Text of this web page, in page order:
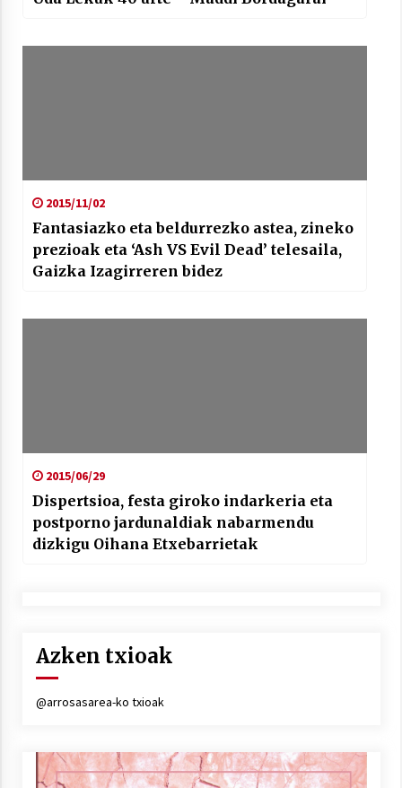
2015/11/02
Fantasiazko eta beldurrezko astea, zineko
prezioak eta ‘Ash VS Evil Dead’ telesaila,
Gaizka Izagirreren bidez
2015/06/29
Dispertsioa, festa giroko indarkeria eta
postporno jardunaldiak nabarmendu
dizkigu Oihana Etxebarrietak
Azken txioak
@arrosasarea-ko txioak